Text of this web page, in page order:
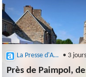
La Presse d'Armor (Paimpol) • 3 jours
Près de Paimpol,